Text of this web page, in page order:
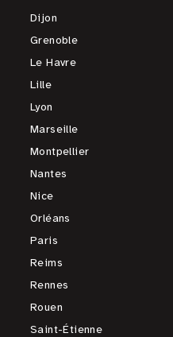
Dijon
Grenoble
Le Havre
Lille
Lyon
Marseille
Montpellier
Nantes
Nice
Orléans
Paris
Reims
Rennes
Rouen
Saint-Étienne